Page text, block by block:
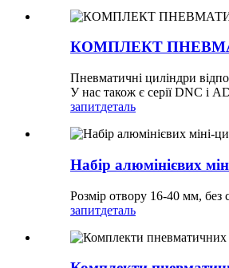
КОМПЛЕКТ
Пневматичні циліндри
У нас також є серії DNC і
запитдеталь
Набір алюмінієвих
Розмір отвору 16-40 мм, без
запитдеталь